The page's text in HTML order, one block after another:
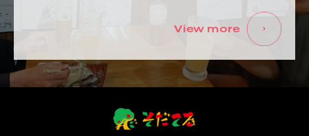
View more